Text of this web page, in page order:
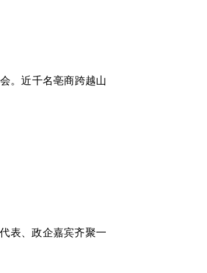
。近千名亳商跨越山
表、政企嘉宾齐聚一